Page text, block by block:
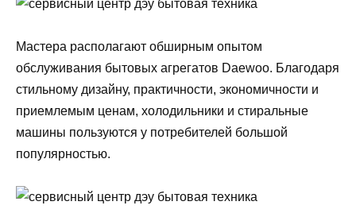
Мастера располагают обширным опытом
обслуживания бытовых агрегатов Daewoo. Благодаря
стильному дизайну, практичности, экономичности и
приемлемым ценам, холодильники и стиральные
машины пользуются у потребителей большой
популярностью.